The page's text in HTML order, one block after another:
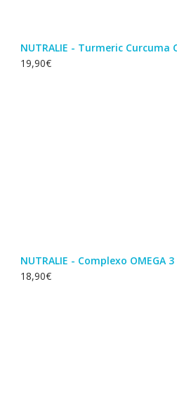
NUTRALIE - Turmeric Curcuma
19,90€
NUTRALIE - Complexo OMEGA
18,90€